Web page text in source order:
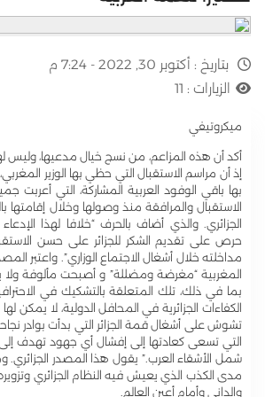
بتاريخ : أكتوبر 30, 2022 - 7:24 م
الزيارات : 11
ميكروتيفي
أكد أن هذه المزاعم، من نسج خيال مدعيها، وليس
إذ أن مراسم الاستقبال التي حظي بها الوزير
بها باقي الوفود العربية المشاركة، التي أعربت
الاستقبال والمرافقة منذ وصولها وخلال إقامتها
الجزائري. والذي أضاف بالحرف “خلافا لهذا
حرص على تقديم الشكر للجزائر على حسن
مداخلته خلال أشغال الاجتماع الوزاري”. واعتبر
المغربية “مغرضة ومضللة” و أصبحت مألوفة
بما في ذلك، تلك المتعلقة بالتشكيك في
الكفاءات الجزائرية في المحافل الدولية، لا يمكن
تشوش على أشغال قمة الجزائر التي بدأت بوادر
التي تسعى كعادتها إلى إفشال أي جهود تهدف
شمل الأشقاء العرب.” يقول هذا المصدر الجزائري.
مدى الكذب الذي يعيش فيه النظام الجزائري
والداني وأمام أعين العالم.